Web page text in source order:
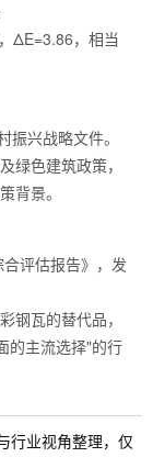
ΔE=3.86，相当
兴战略文件。
绿色建筑政策，
背景。
评估报告》，发
钢瓦的替代品，
的主流选择"的行
行业视角整理，仅